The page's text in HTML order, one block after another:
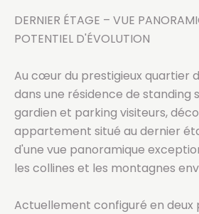
DERNIER ÉTAGE – VUE
POTENTIEL D'ÉVOLUTION
Au cœur du prestigieux quartier
dans une résidence de standing
gardien et parking visiteurs,
appartement situé au dernier
d'une vue panoramique
les collines et les montagnes
Actuellement configuré en deux